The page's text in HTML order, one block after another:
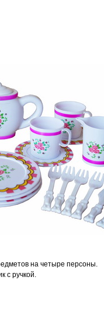
на четыре персоны.
с ручкой.